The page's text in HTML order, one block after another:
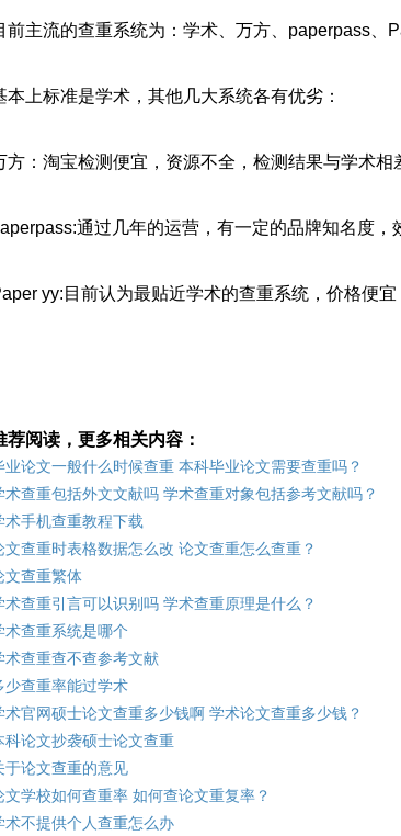
前主流的查重系统为：学术、万方、paperpass、
本上标准是学术，其他几大系统各有优劣：
方：淘宝检测便宜，资源不全，检测结果与学术相
通过几年的运营，有一定的品牌知名度，
yy:目前认为最贴近学术的查重系统，价格便
荐阅读，更多相关内容：
业论文一般什么时候查重 本科毕业论文需要查重吗？
术查重包括外文文献吗 学术查重对象包括参考文献吗？
术手机查重教程下载
文查重时表格数据怎么改 论文查重怎么查重？
文查重繁体
术查重引言可以识别吗 学术查重原理是什么？
术查重系统是哪个
术查重查不查参考文献
少查重率能过学术
术官网硕士论文查重多少钱啊 学术论文查重多少钱？
科论文抄袭硕士论文查重
于论文查重的意见
文学校如何查重率 如何查论文重复率？
术不提供个人查重怎么办